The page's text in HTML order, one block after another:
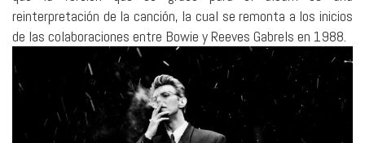
reinterpretación de la canción, la cual se remonta a los inicios
de las colaboraciones entre Bowie y Reeves Gabrels en 1988.